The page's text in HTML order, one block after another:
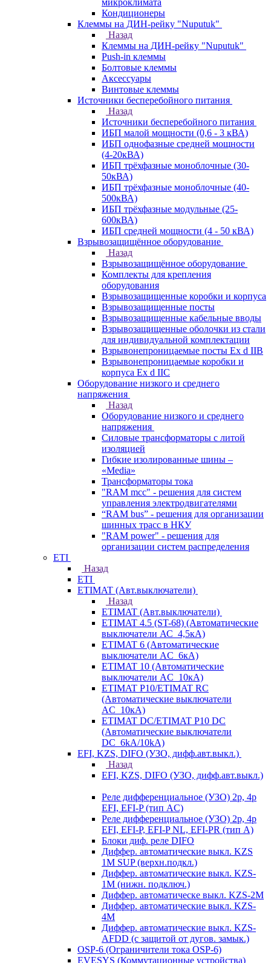
микроклимата
Кондиционеры
Клеммы на ДИН-рейку "Nuputuk"
Назад
Клеммы на ДИН-рейку "Nuputuk"
Push-in клеммы
Болтовые клеммы
Аксессуары
Винтовые клеммы
Источники бесперебойного питания
Назад
Источники бесперебойного питания
ИБП малой мощности (0,6 - 3 кВА)
ИБП однофазные средней мощности
(4-20кВА)
ИБП трёхфазные моноблочные (30-
50кВА)
ИБП трёхфазные моноблочные (40-
500кВА)
ИБП трёхфазные модульные (25-
600кВА)
ИБП средней мощности (4 - 50 кВА)
Взрывозащищённое оборудование
Назад
Взрывозащищённое оборудование
Комплекты для крепления
оборудования
Взрывозащищенные коробки и корпуса
Взрывозащищенные посты
Взрывозащищенные кабельные вводы
Взрывозащищенные оболочки из стали
для индивидуальной комплектации
Взрывонепроницаемые посты Ex d IIB
Взрывонепроницаемые коробки и
корпуса Ex d IIС
Оборудование низкого и среднего
напряжения
Назад
Оборудование низкого и среднего
напряжения
Силовые трансформаторы с литой
изоляцией
Гибкие изолированные шины –
«Media»
Трансформаторы тока
"RAM mcc" - решения для систем
управления электродвигателями
“RAM bus” - решения для организации
шинных трасс в НКУ
"RAM power" - решения для
организации систем распределения
ETI
Назад
ETI
ETIMAT (Авт.выключатели)
Назад
ETIMAT (Авт.выключатели)
ETIMAT 4.5 (ST-68) (Автоматические
выключатели АС_4,5кА)
ETIMAT 6 (Автоматические
выключатели AC_6кА)
ETIMAT 10 (Автоматические
выключатели AC_10кА)
ETIMAT P10/ETIMAT RC
(Автоматические выключатели
AC_10кА)
ETIMAT DC/ETIMAT P10 DC
(Автоматические выключатели
DC_6kA/10kA)
EFI, KZS, DIFO (УЗО, дифф.авт.выкл.)
Назад
EFI, KZS, DIFO (УЗО, дифф.авт.выкл.)
Реле дифференциальное (УЗО) 2р, 4р
EFI, EFI-P (тип AС)
Реле дифференциальное (УЗО) 2р, 4р
EFI, EFI-P, EFI-P NL, EFI-PR (тип A)
Блоки диф. реле DIFO
Диффер. автоматические выкл. KZS
1M SUP (верхн.подкл.)
Диффер. автоматические выкл. KZS-
1M (нижн. подключ.)
Диффер. автоматическе выкл. KZS-2M
Диффер. автоматические выкл. KZS-
4M
Диффер. автоматические выкл. KZS-
AFDD (с защитой от дугов. замык.)
OSP-6 (Ограничители тока OSP-6)
EVESYS (Коммутационные устройства)